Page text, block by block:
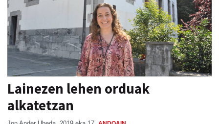
Lainezen lehen orduak
alkatetzan